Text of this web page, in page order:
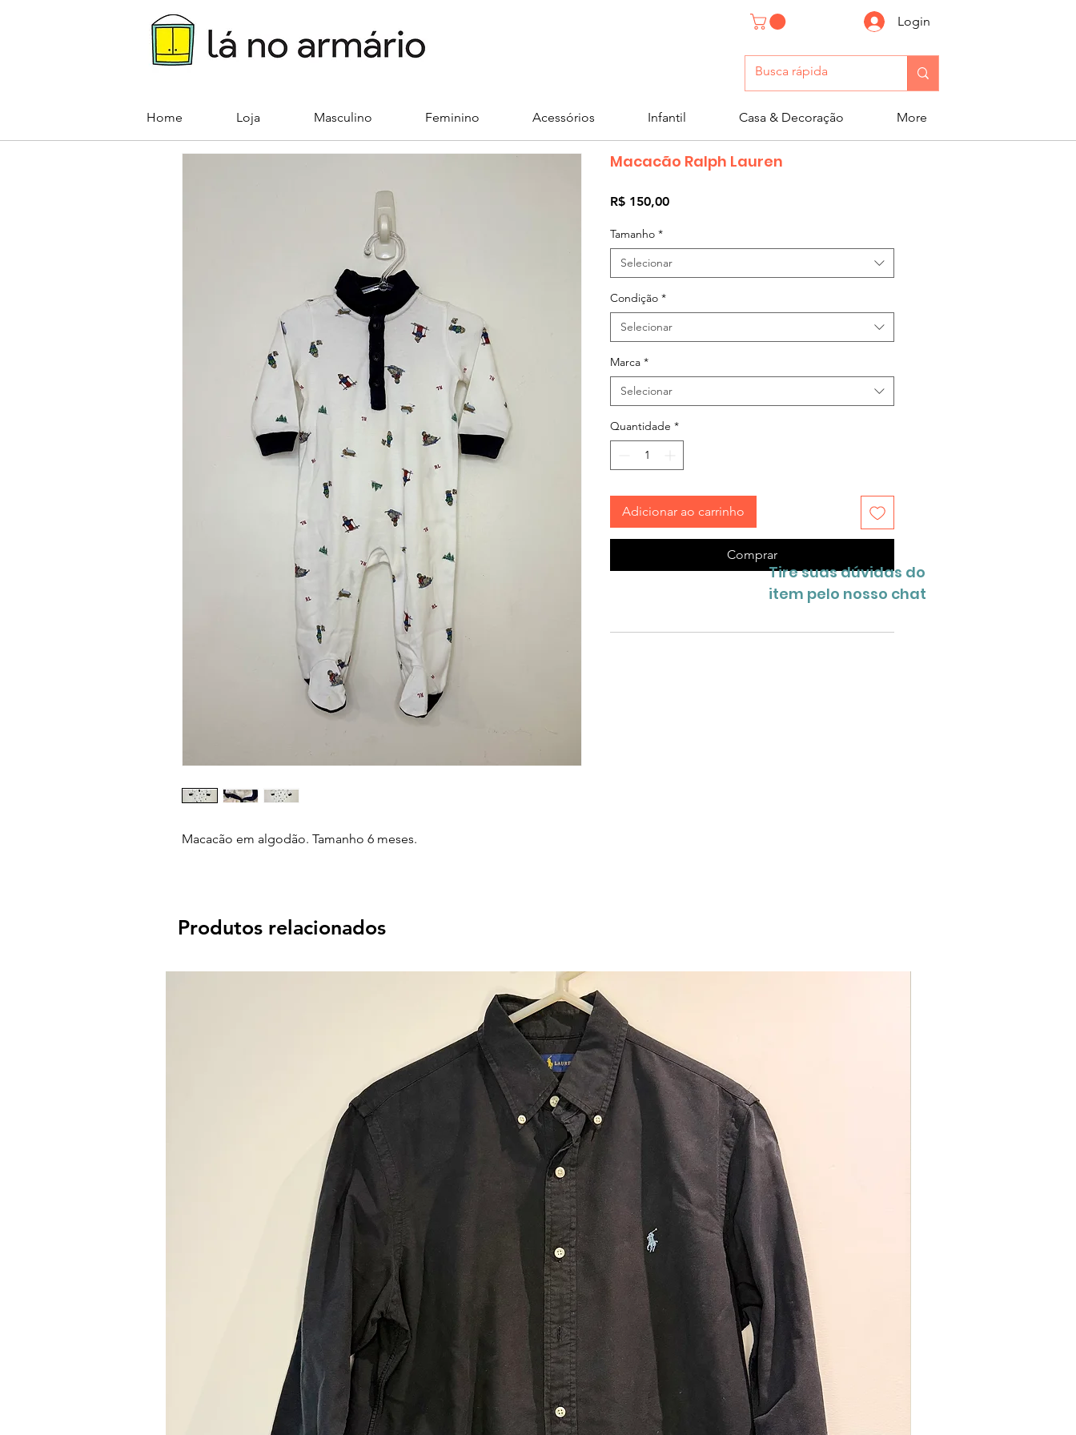
Login
Home Loja Masculino Feminino Acessórios Infantil Casa & Decoração More
Macacão em algodão. Tamanho 6 meses.
Macacão Ralph Lauren
R$ 150,00Preço
Tamanho *
Selecionar
Condição *
Selecionar
Marca *
Selecionar
Quantidade *
Adicionar ao carrinho
Comprar
Tire suas dúvidas do
item pelo nosso chat
Produtos relacionados